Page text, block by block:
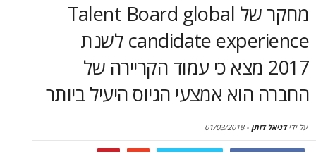
מחקר של Talent Board global
candidate experience לשנת
מצא כי עמוד הקריירה של
אמצעי הגיוס היעיל ביותר
-
01/03/2018